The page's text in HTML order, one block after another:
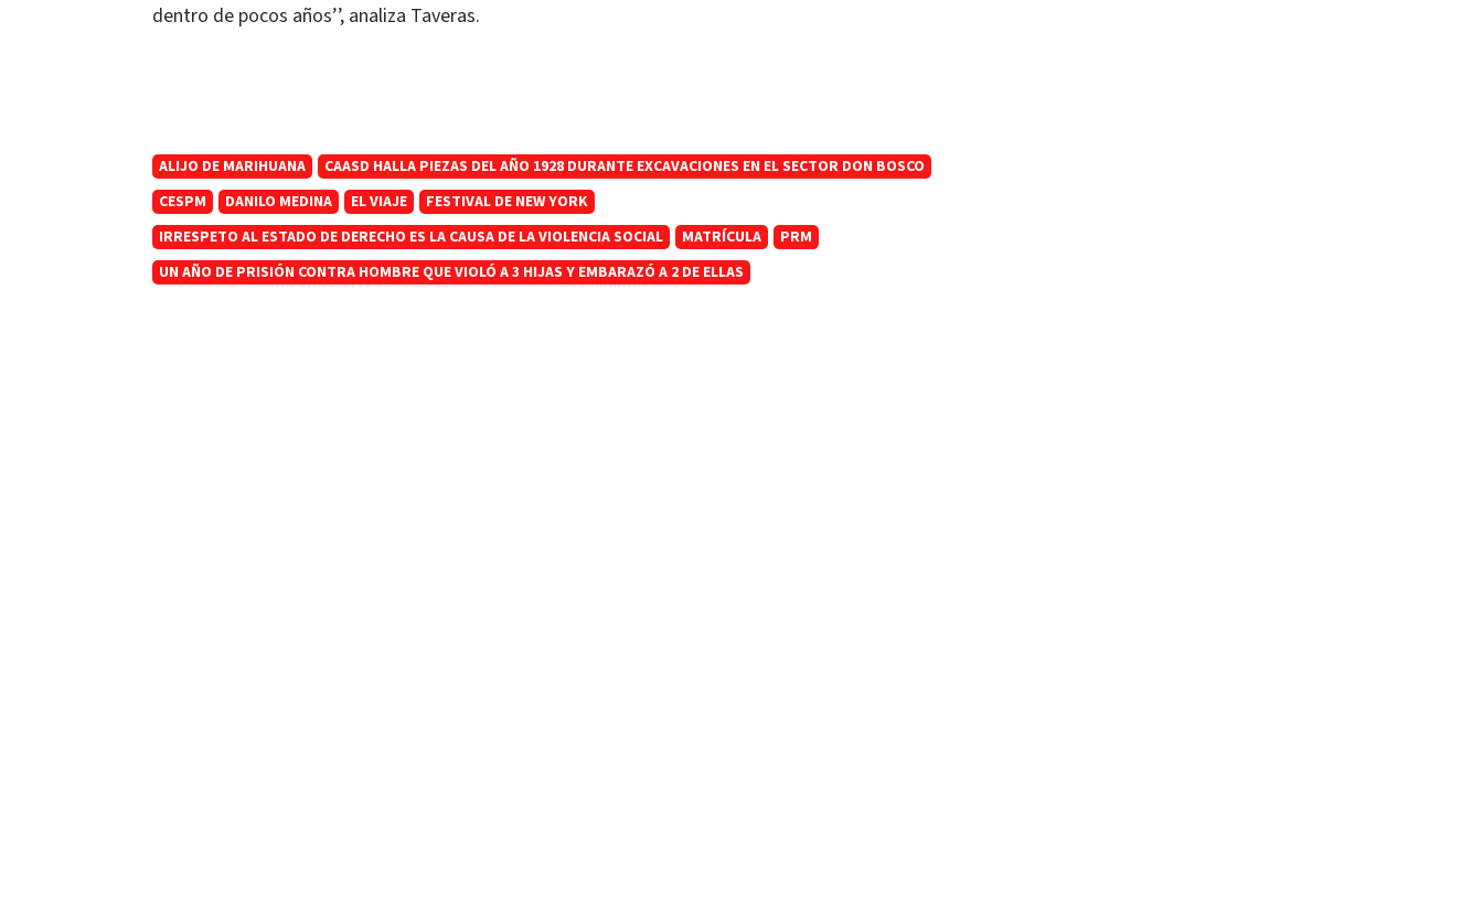
dentro de pocos años’’, analiza Taveras.
ALIJO DE MARIHUANA
CAASD HALLA PIEZAS DEL AÑO 1928 DURANTE EXCAVACIONES EN EL SECTOR DON BOSCO
CESPM
DANILO MEDINA EL VIAJE
FESTIVAL DE NEW YORK
IRRESPETO AL ESTADO DE DERECHO ES LA CAUSA DE LA VIOLENCIA SOCIAL
MATRÍCULA
PRM
UN AÑO DE PRISIÓN CONTRA HOMBRE QUE VIOLÓ A 3 HIJAS Y EMBARAZÓ A 2 DE ELLAS